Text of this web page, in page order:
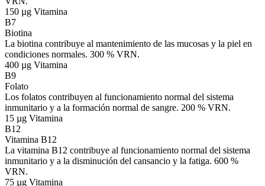
150 µg Vitamina
B7
Biotina
La biotina contribuye al mantenimiento de las mucosas y la piel en
condiciones normales. 300 % VRN.
400 µg Vitamina
B9
Folato
Los folatos contribuyen al funcionamiento normal del sistema
inmunitario y a la formación normal de sangre. 200 % VRN.
15 µg Vitamina
B12
Vitamina B12
La vitamina B12 contribuye al funcionamiento normal del sistema
inmunitario y a la disminución del cansancio y la fatiga. 600 %
VRN.
75 µg Vitamina